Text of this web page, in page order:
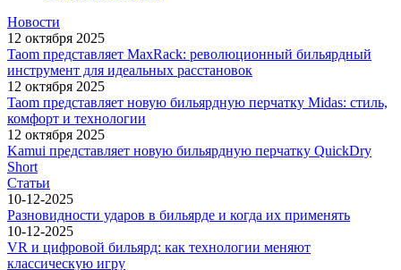
Новости
12 октября 2025
Taom представляет MaxRack: революционный бильярдный
инструмент для идеальных расстановок
12 октября 2025
Taom представляет новую бильярдную перчатку Midas: стиль,
комфорт и технологии
12 октября 2025
Kamui представляет новую бильярдную перчатку QuickDry
Short
Статьи
10-12-2025
Разновидности ударов в бильярде и когда их применять
10-12-2025
VR и цифровой бильярд: как технологии меняют
классическую игру